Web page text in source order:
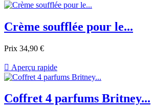
Crème soufflée pour le...
Prix 34,90 €
 Aperçu rapide
Coffret 4 parfums Britney...